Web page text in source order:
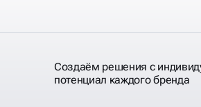
Создаём решения с
потенциал каждого бренда